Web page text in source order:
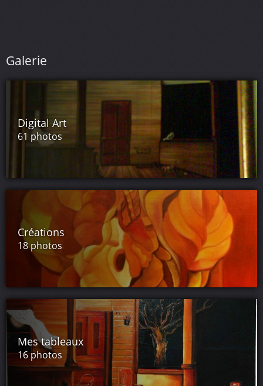
THIS IS BECAUSE IT CERTAINLY A DESIRE TO SPEAK
WHEN HE PAINTED IT MADE A STORY TO TELL BY THE
SHAPES AND COLOURS, ITS COLOR CHOICE IS NEVER
FOUND IN ADVANCE AND THIS IS ONLY FILE THAT SUCH
REMOVAL AND VISUAL REFLEXES ARE MADE UP TABLE .
EVEN NATURE-LANDSCAPES AND STILL ARE THE TRAITS
AND READABLE FRANC AND GUARD THEIR PRIMARY
FORMS EVEN IF SOMETIMES THERE MELE TRAITS
ABSTRACT.
IN HIS ARTISTIC RESEARCH CALL IT A SUCCESSFUL
FORMULA ONE THAT ALLOWS
OIL DRY ENOUGH THIS QUICKLY WHICH LEAVES THE
PAINTER THOSE THINGS IS SELF-TAUGHT BY EXPERIENCE
THE ERREURES, AND HARD WORK
IT HAS A SUCCESSFUL IMPOSE HEM SELF AND PERMIT
HIM TO PARTICIPATE IN EXHIBITION
PERSONAL AND ON GROUPE
CES PLANCHES LES MIEUX REUSSIS SONT LES TOILES QUI
ONT MAINTES FOIS ETAIT COUVERTES ET RECOUVERTES
PAR DES COUCHES DE PEINTURES QUI AU FINALE
APPARAISENT EN SOUS-COCHE ET DONNE AU TABLEAU
UNE RICHESSES DE COULEURS ET DE TONS .
IL EXPLIQUE L'ABSTRAIT DE CET FACON " L'ABSTRAIT ET
UN LANGUAGE VISUELE DE FORME DE COULEURS ET DE
LIGNE QUI ELLES FONT LA COMPOSITIONS DES CHOSES
Galerie
Digital Art
61 photos
Créations
18 photos
Mes tableaux
16 photos